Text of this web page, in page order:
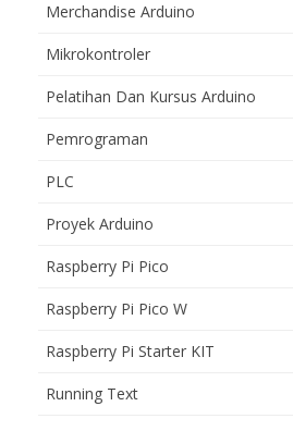
Merchandise Arduino
Mikrokontroler
Pelatihan Dan Kursus Arduino
Pemrograman
PLC
Proyek Arduino
Raspberry Pi Pico
Raspberry Pi Pico W
Raspberry Pi Starter KIT
Running Text